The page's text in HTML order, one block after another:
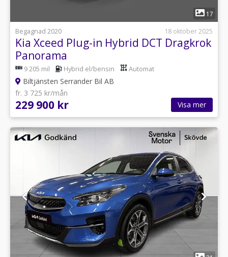
17
Begagnad 2020
18 oktober 2025
Kia Xceed Plug-in Hybrid DCT Dragkrok
Panorama
9 205 mil Hybrid el/bensin Automat
Biltjänsten Serrander Bil AB
fr. 3 725 kr/mån
229 900 kr Visa mer
1